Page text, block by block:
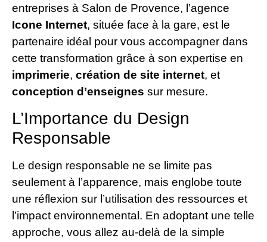
entreprises à Salon de Provence, l’agence
Icone Internet, située face à la gare, est le
partenaire idéal pour vous accompagner dans
cette transformation grâce à son expertise en
imprimerie, création de site internet, et
conception d’enseignes sur mesure.
L’Importance du Design
Responsable
Le design responsable ne se limite pas
seulement à l’apparence, mais englobe toute
une réflexion sur l’utilisation des ressources et
l’impact environnemental. En adoptant une telle
approche, vous allez au-delà de la simple